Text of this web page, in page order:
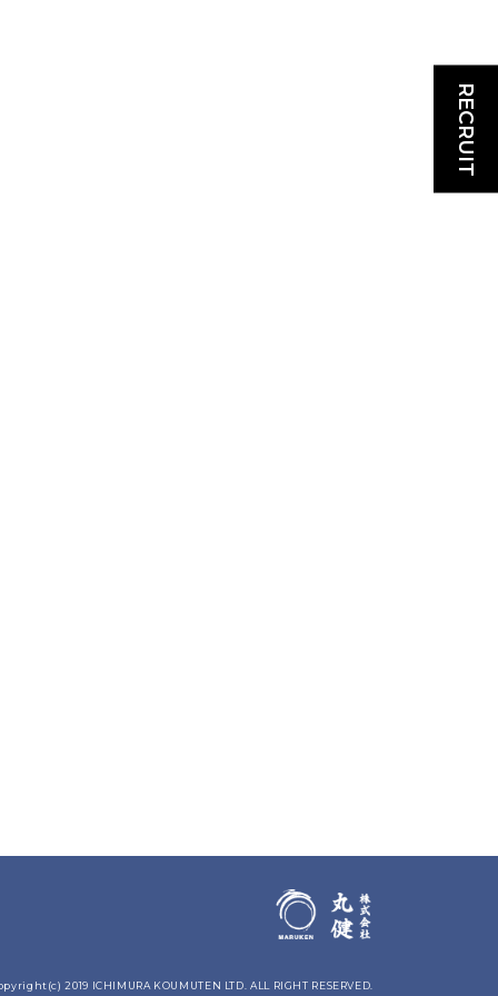
2019 ICHIMURA KOUMUTEN LTD. ALL RIGHT RESERVED.
RECRUIT